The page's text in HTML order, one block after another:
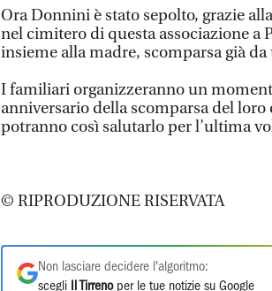
Ora Donnini è stato sepolto, grazie
nel cimitero di questa associazione a
insieme alla madre, scomparsa già da
I familiari organizzeranno un
anniversario della scomparsa del
potranno così salutarlo per l’ultima
© RIPRODUZIONE RISERVATA
Non lasciare decidere l'algoritmo:
scegli
Il Tirrenoper le tue notizie su Google